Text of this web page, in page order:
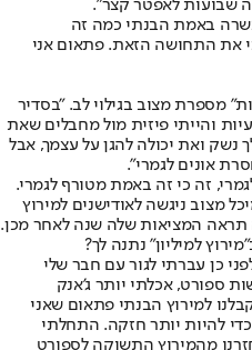
שבועות לאפטר קצר".
באמת הבנתי כמה זה
את התחושה הזאת. פתאום אני
מספרת מצוב בגילוי לב. "בסדיר
והייתי פיזית מול מחבלים שאת
נשק ואת יכולה להגן על עצמך, אבל
אונים לגמרי".
זה כי זה באמת מטורף לגמרי.
מצוב ניגשה לאודישנים למירוץ
תראה המציאות שלה שנה לאחר מכן.
למיליון" נתנה לך?
כן עברתי לגור עם חבר שלי
ספורט, אכלתי יותר ג'אנק
למירוץ הבנתי פתאום שאני
להיות יותר חזקה. התחלתי
מהמירוץ התשוקה לספורט